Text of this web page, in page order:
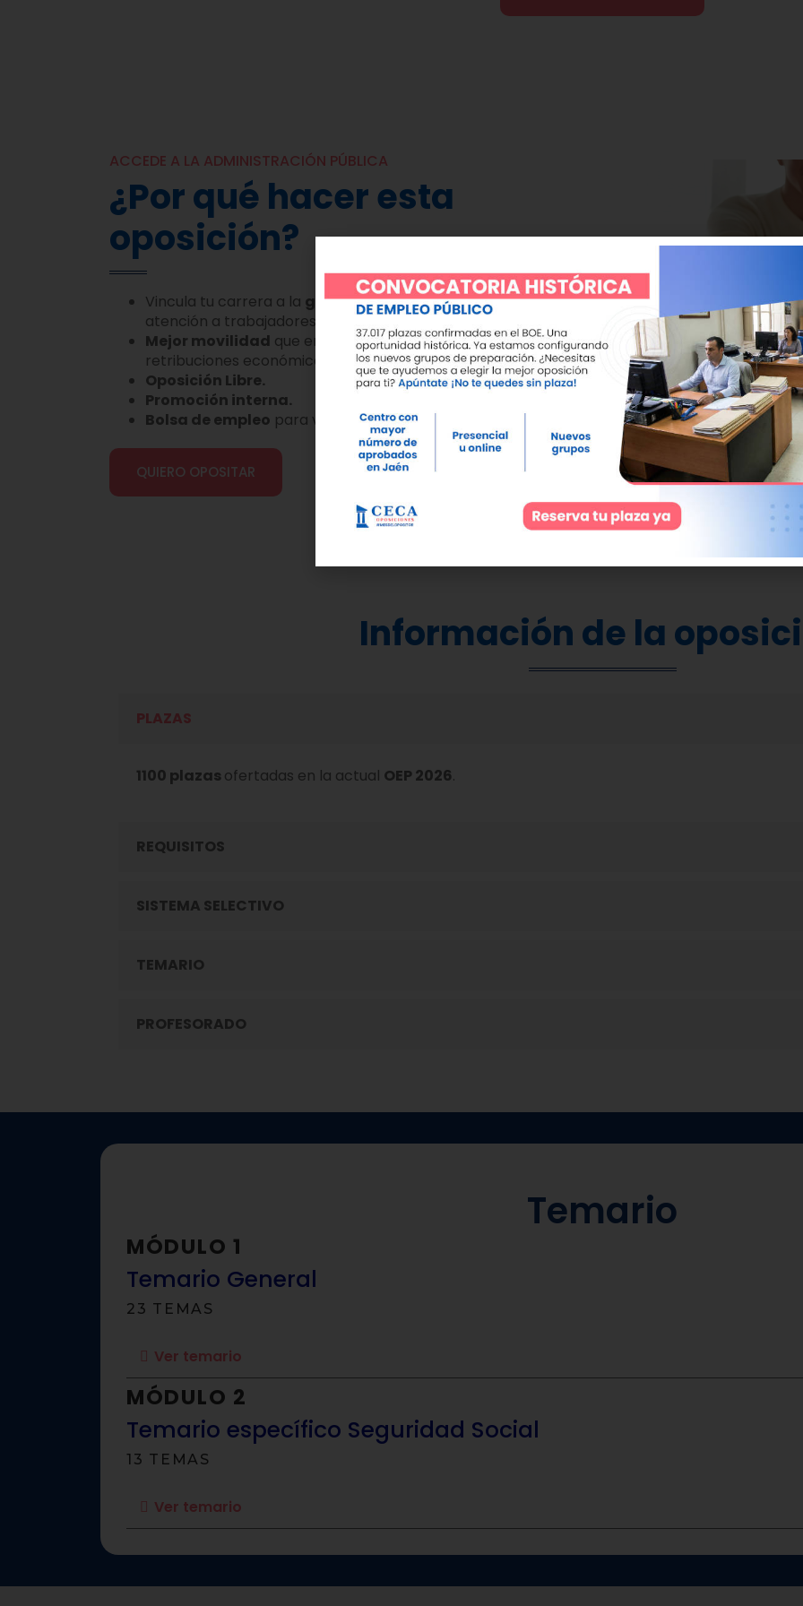
ACCEDE A LA ADMINISTRACIÓN PÚBLICA
¿Por qué hacer esta
oposición?
Vincula tu carrera a la gestión de prestaciones, o la
atención a trabajadores.
Mejor movilidad que en el resto de cuerpos del Estado y
retribuciones económicas en torno a los1400 €.
Oposición Libre.
Promoción interna.
Bolsa de empleo para vacantes temporales.
QUIERO OPOSITAR
Información de la
PLAZAS
1100 plazas ofertadas en la actual OEP 2026.
REQUISITOS
SISTEMA SELECTIVO
TEMARIO
PROFESORADO
Temario
MÓDULO 1
Temario General
23 TEMAS
Ver temario
MÓDULO 2
Temario específico Seguridad Social
13 TEMAS
Ver temario